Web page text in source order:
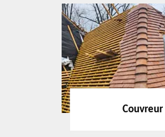
Couvreur